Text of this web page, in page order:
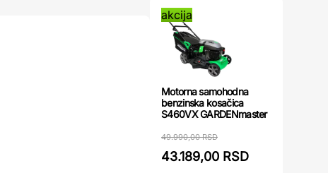
akcija
Motorna samohodna
benzinska kosačica
S460VX GARDENmaster
49.990,00 RSD
43.189,00 RSD